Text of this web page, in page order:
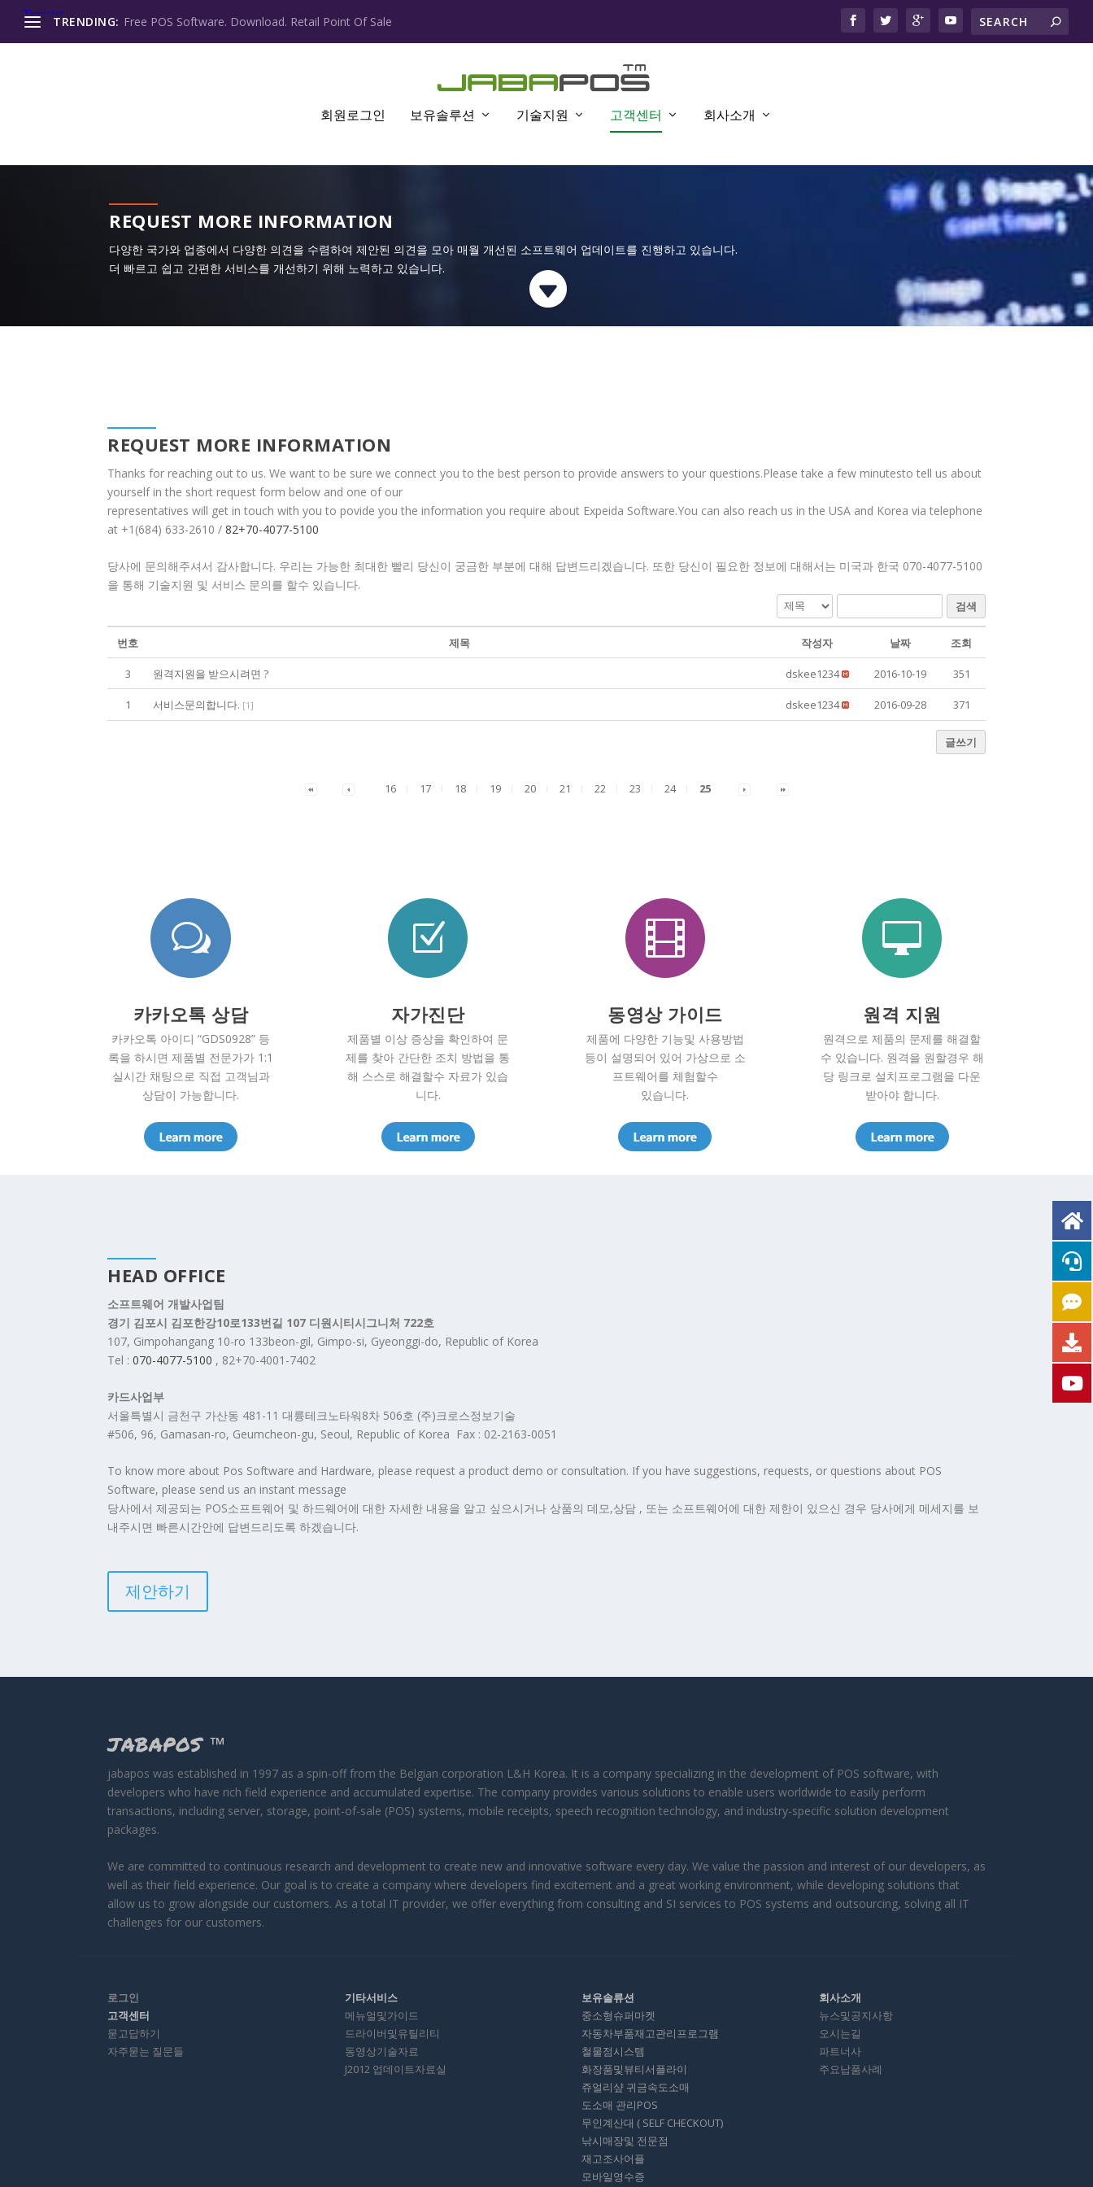
TRENDING: Free POS Software. Download. Retail Point Of Sale
회원로그인 보유솔루션 기술지원 고객센터 회사소개
REQUEST MORE INFORMATION
다양한 국가와 업종에서 다양한 의견을 수렴하여 제안된 의견을 모아 매월 개선된 소프트웨어 업데이트를 진행하고 있습니다.
더 빠르고 쉽고 간편한 서비스를 개선하기 위해 노력하고 있습니다.

REQUEST MORE INFORMATION
Thanks for reaching out to us. We want to be sure we connect you to the best person to provide answers to your questions.Please take a few minutesto tell us about
yourself in the short request form below and one of our
representatives will get in touch with you to povide you the information you require about Expeida Software.You can also reach us in the USA and Korea via telephone
at +1(684) 633-2610 / 82+70-4077-5100
당사에 문의해주셔서 감사합니다. 우리는 가능한 최대한 빨리 당신이 궁금한 부분에 대해 답변드리겠습니다. 또한 당신이 필요한 정보에 대해서는 미국과 한국 070-4077-5100
을 통해 기술지원 및 서비스 문의를 할수 있습니다.
검색
번호 제목 작성자 날짜 조회
3 원격지원을 받으시려면 ? dskee1234 2016-10-19 351
1 서비스문의합니다. [1] dskee1234 2016-09-28 371
글쓰기
16 17 18 19 20 21 22 23 24 25
w
카카오톡 상담
카카오톡 아이디 “GDS0928” 등
록을 하시면 제품별 전문가가 1:1
실시간 채팅으로 직접 고객님과
상담이 가능합니다.
Z
자가진단
제품별 이상 증상을 확인하여 문
제를 찾아 간단한 조치 방법을 통
해 스스로 해결할수 자료가 있습
니다.

동영상 가이드
제품에 다양한 기능및 사용방법
등이 설명되어 있어 가상으로 소
프트웨어를 체험할수
있습니다.

원격 지원
원격으로 제품의 문제를 해결할
수 있습니다. 원격을 원할경우 해
당 링크로 설치프로그램을 다운
받아야 합니다.
HEAD OFFICE
소프트웨어 개발사업팀
경기 김포시 김포한강10로133번길 107 디원시티시그니처 722호
107, Gimpohangang 10-ro 133beon-gil, Gimpo-si, Gyeonggi-do, Republic of Korea
Tel : 070-4077-5100 , 82+70-4001-7402
카드사업부
서울특별시 금천구 가산동 481-11 대륭테크노타워8차 506호 (주)크로스정보기술
#506, 96, Gamasan-ro, Geumcheon-gu, Seoul, Republic of Korea Fax : 02-2163-0051
To know more about Pos Software and Hardware, please request a product demo or consultation. If you have suggestions, requests, or questions about POS
Software, please send us an instant message
당사에서 제공되는 POS소프트웨어 및 하드웨어에 대한 자세한 내용을 알고 싶으시거나 상품의 데모,상담 , 또는 소프트웨어에 대한 제한이 있으신 경우 당사에게 메세지를 보
내주시면 빠른시간안에 답변드리도록 하겠습니다.
제안하기
JABAPOS ™
jabapos was established in 1997 as a spin-off from the Belgian corporation L&H Korea. It is a company specializing in the development of POS software, with
developers who have rich field experience and accumulated expertise. The company provides various solutions to enable users worldwide to easily perform
transactions, including server, storage, point-of-sale (POS) systems, mobile receipts, speech recognition technology, and industry-specific solution development
packages.
We are committed to continuous research and development to create new and innovative software every day. We value the passion and interest of our developers, as
well as their field experience. Our goal is to create a company where developers find excitement and a great working environment, while developing solutions that
allow us to grow alongside our customers. As a total IT provider, we offer everything from consulting and SI services to POS systems and outsourcing, solving all IT
challenges for our customers.
로그인
고객센터
묻고답하기
자주묻는 질문들
기타서비스
메뉴얼및가이드
드라이버및유틸리티
동영상기술자료
J2012 업데이트자료실
보유솔류션
중소형슈퍼마켓
자동차부품재고관리프로그램
철물점시스템
화장품및뷰티서플라이
쥬얼리샾 귀금속도소매
도소매 관리POS
무인계산대 ( SELF CHECKOUT)
낚시매장및 전문점
재고조사어플
모바일영수증
회사소개
뉴스및공지사항
오시는길
파트너사
주요납품사례